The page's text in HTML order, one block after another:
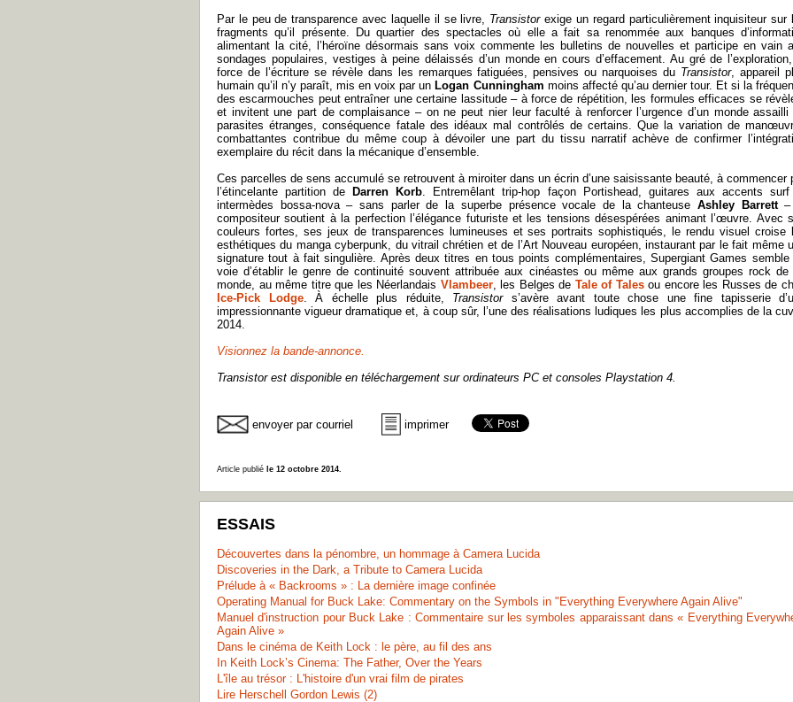
Par le peu de transparence avec laquelle il se livre, Transistorexige un regard particulièrement inquisiteur sur
fragments qu’il présente. Du quartier des spectacles où elle a fait sa renommée aux banques
alimentant la cité, l’héroïne désormais sans voix commente les bulletins de nouvelles et participe en vain
sondages populaires, vestiges à peine délaissés d’un monde en cours d’effacement. Au gré de
force de l’écriture se révèle dans les remarques fatiguées, pensives ou narquoises du Transistor, appareil
humain qu’il n’y paraît, mis en voix par un Logan Cunningham moins affecté qu’au dernier tour. Et si la
des escarmouches peut entraîner une certaine lassitude – à force de répétition, les formules efficaces se
et invitent une part de complaisance – on ne peut nier leur faculté à renforcer l’urgence d’un monde assailli
parasites étranges, conséquence fatale des idéaux mal contrôlés de certains. Que la variation de
combattantes contribue du même coup à dévoiler une part du tissu narratif achève de confirmer
exemplaire du récit dans la mécanique d’ensemble.
Ces parcelles de sens accumulé se retrouvent à miroiter dans un écrin d’une saisissante beauté, à commencer
l’étincelante partition de
Darren Korb. Entremêlant trip-hop façon Portishead, guitares aux accents
intermèdes bossa-nova – sans parler de la superbe présence vocale de la chanteuse Ashley Barrett–
compositeur soutient à la perfection l’élégance futuriste et les tensions désespérées animant l’œuvre. Avec
couleurs fortes, ses jeux de transparences lumineuses et ses portraits sophistiqués, le rendu visuel croise
esthétiques du manga cyberpunk, du vitrail chrétien et de l’Art Nouveau européen, instaurant par le fait même
signature tout à fait singulière. Après deux titres en tous points complémentaires, Supergiant Games semble
voie d’établir le genre de continuité souvent attribuée aux cinéastes ou même aux grands groupes rock de
monde, au même titre que les Néerlandais Vlambeer, les Belges de Tale of Talesou encore les Russes de
Ice-Pick Lodge. À échelle plus réduite, Transistor s’avère avant toute chose une fine tapisserie
impressionnante vigueur dramatique et, à coup sûr, l’une des réalisations ludiques les plus accomplies de la
2014.
Visionnez la bande-annonce.
Transistor est disponible en téléchargement sur ordinateurs PC et consoles Playstation 4.
envoyer par courriel imprimer
Article publié le 12 octobre 2014.
ESSAIS
Découvertes dans la pénombre, un hommage à Camera Lucida
Discoveries in the Dark, a Tribute to Camera Lucida
Prélude à « Backrooms » : La dernière image confinée
Operating Manual for Buck Lake: Commentary on the Symbols in "Everything Everywhere Again Alive"
Manuel d'instruction pour Buck Lake : Commentaire sur les symboles apparaissant dans « Everything
Again Alive »
Dans le cinéma de Keith Lock : le père, au fil des ans
In Keith Lock’s Cinema: The Father, Over the Years
L'île au trésor : L'histoire d'un vrai film de pirates
Lire Herschell Gordon Lewis (2)